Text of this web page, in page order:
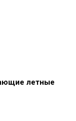
летные